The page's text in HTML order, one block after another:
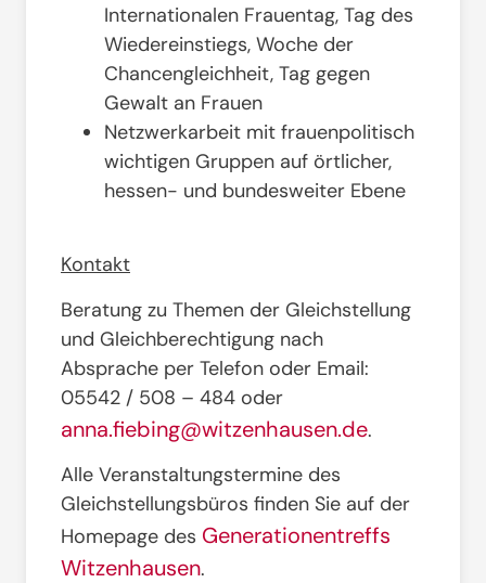
Internationalen Frauentag, Tag des
Wiedereinstiegs, Woche der
Chancengleichheit, Tag gegen
Gewalt an Frauen
Netzwerkarbeit mit frauenpolitisch
wichtigen Gruppen auf örtlicher,
hessen- und bundesweiter Ebene
Kontakt
Beratung zu Themen der Gleichstellung
und Gleichberechtigung nach
Absprache per Telefon oder Email:
05542 / 508 – 484 oder
anna.fiebing@witzenhausen.de.
Alle Veranstaltungstermine des
Gleichstellungsbüros finden Sie auf der
Homepage des Generationentreffs
Witzenhausen.